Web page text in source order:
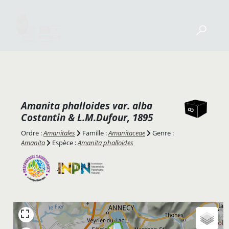
Amanita phalloides var. alba
Costantin & L.M.Dufour, 1895
Ordre :Amanitales Famille :Amanitaceae
Genre :
Amanita
Espèce :Amanita phalloides